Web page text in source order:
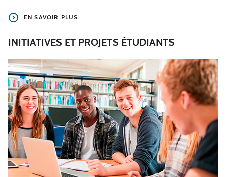
EN SAVOIR PLUS
INITIATIVES ET PROJETS ÉTUDIANTS